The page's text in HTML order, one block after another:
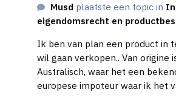
eens een keer op een juridisch
Musd plaatste een topic in
eigendomsrecht en
Ik ben van plan een product in
wil gaan verkopen.. Van origine is het product
Australisch, waar het een bekend
europese impoteur waar ik het